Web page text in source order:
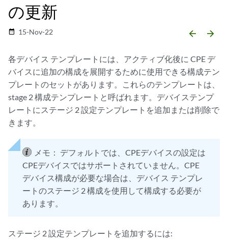
の更新
date_range 15-Nov-22 arrow_backward arrow_forward
各デバイス テンプレートには、アクティブ化後に CPE デ
バイスに追加の構成を展開するために使用できる構成テン
プレートのセットがあります。これらのテンプレートは、
stage 2 構成テンプレートと呼ばれます。デバイステンプ
レートにステージ 2 設定テンプレートを追加または削除で
きます。
メモ： デフォルトでは、CPEデバイスの設定は
CPEデバイスではサポートされていません。CPE
デバイス構成が必要な場合は、デバイス テンプレ
ートのステージ 2 構成を使用して構成する必要が
あります。
ステージ 2 設定テンプレートを追加するには: